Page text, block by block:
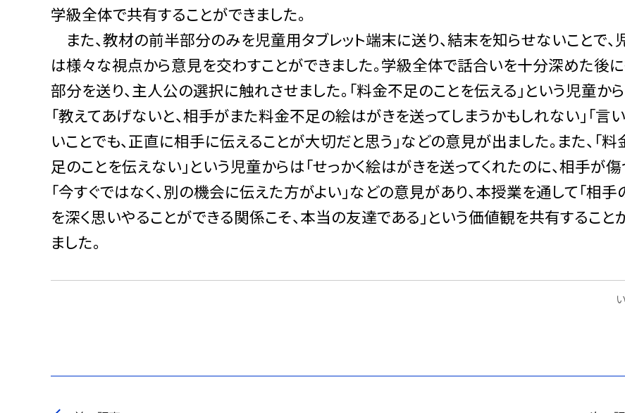
学級全体で共有することができました。
また、教材の前半部分のみを児童用タブレット端末に送り、結末を知らせないことで、
は様々な視点から意見を交わすことができました。学級全体で話合いを十分深めた後
部分を送り、主人公の選択に触れさせました。「料金不足のことを伝える」という児童か
「教えてあげないと、相手がまた料金不足の絵はがきを送ってしまうかもしれない」「言
いことでも、正直に相手に伝えることが大切だと思う」などの意見が出ました。また、「料
足のことを伝えない」という児童からは「せっかく絵はがきを送ってくれたのに、相手が傷
「今すぐではなく、別の機会に伝えた方がよい」などの意見があり、本授業を通して「相手
を深く思いやることができる関係こそ、本当の友達である」という価値観を共有すること
ました。